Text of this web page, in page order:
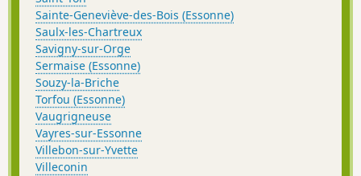
Sainte-Geneviève-des-Bois (Essonne)
Saulx-les-Chartreux
Savigny-sur-Orge
Sermaise (Essonne)
Souzy-la-Briche
Torfou (Essonne)
Vaugrigneuse
Vayres-sur-Essonne
Villebon-sur-Yvette
Villeconin